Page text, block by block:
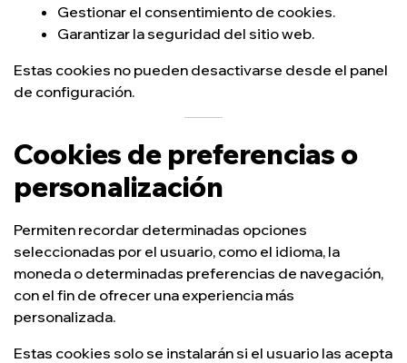
Gestionar el consentimiento de cookies.
Garantizar la seguridad del sitio web.
Estas cookies no pueden desactivarse desde el panel
de configuración.
Cookies de preferencias o
personalización
Permiten recordar determinadas opciones
seleccionadas por el usuario, como el idioma, la
moneda o determinadas preferencias de navegación,
con el fin de ofrecer una experiencia más
personalizada.
Estas cookies solo se instalarán si el usuario las acepta